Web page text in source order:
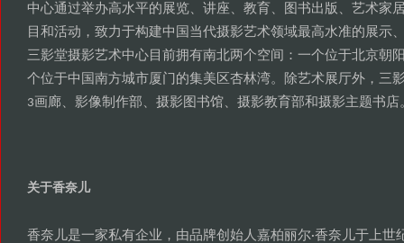
中心通过举办高水平的展览、 讲座、 教育、 图书出版 、 艺术家
目和活动 ， 致力于构建中国当代摄影艺术领域最高水准的展示
三影堂摄影艺术中心目前拥有南北两个空间 ： 一个位于北京朝
个位于中国南方城市厦门的集美区杏林湾。 除艺术展厅外， 三
3画廊、 影像制作部 、 摄影图书馆、 摄影教育部和摄影主题书店
关于香奈儿
香奈儿是一家私有企业 ， 由品牌创始人嘉柏丽尔·香奈儿于上世